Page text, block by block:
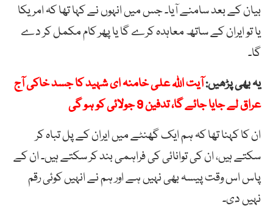
بیان کے بعد سامنے آیا۔ جس میں انہوں نے کہا تھا کہ امریکا
یا تو ایران کے ساتھ معاہدہ کرے گا یا پھر کام مکمل کر دے
گا۔
یہ بھی پڑھیں:آیت اللہ علی خامنہ ای شہید کا جسد خاکی آج
عراق لے جایا جائے گا، تدفین 9 جولائی کو ہو گی
ان کا کہنا تھا کہ ہم ایک گھنٹے میں ایران کے پل تباہ کر
سکتے ہیں، ان کی توانائی کی فراہمی بند کر سکتے ہیں۔ ان کے
پاس اس وقت پیسہ بھی نہیں ہے اور ہم نے انہیں کوئی رقم
نہیں دی۔